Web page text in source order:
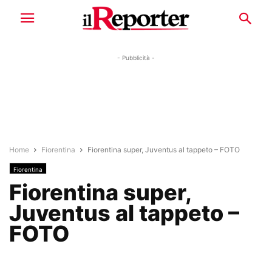
- Pubblicità -
Home Fiorentina Fiorentina super, Juventus al tappeto – FOTO
Fiorentina
Fiorentina super,
Juventus al tappeto –
FOTO